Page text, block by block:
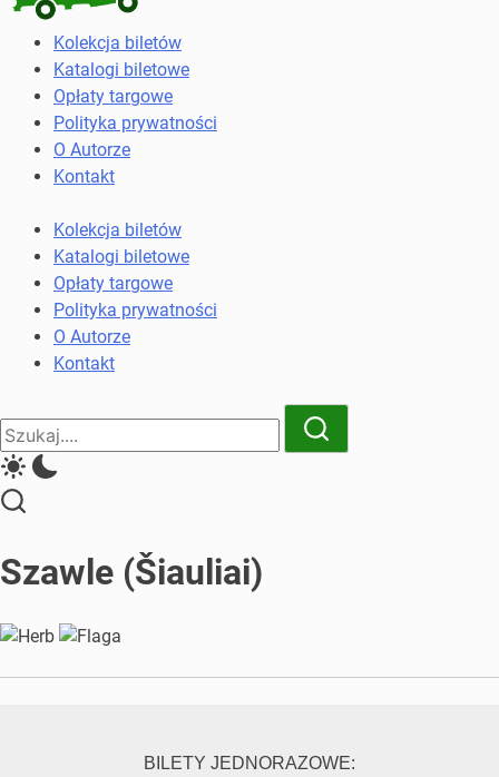
Kolekcja
biletów
komunikacji
miejskiej
kolejowych
Kolekcja biletów
Katalogi biletowe
Opłaty targowe
Polityka prywatności
O Autorze
Kontakt
Kolekcja biletów
Katalogi biletowe
Opłaty targowe
Polityka prywatności
O Autorze
Kontakt
Close
Search
Search
Szawle (Šiauliai)
BILETY JEDNORAZOWE: